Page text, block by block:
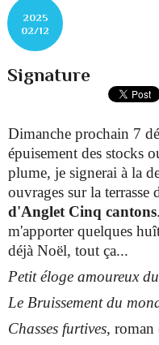
2025
02/12
Signature
Dimanche prochain 7
épuisement des stocks
plume, je signerai à la
ouvrages sur la terrasse
d'Anglet Cinq cantons
m'apporter quelques
déjà Noël, tout ça...
Petit éloge amoureux
Le Bruissement du
Chasses furtives, roman